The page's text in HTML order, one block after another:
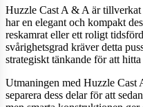
Huzzle Cast A & A är
har en elegant och kompakt
reskamrat eller ett roligt
svårighetsgrad kräver detta
strategiskt tänkande för att
Utmaningen med Huzzle Cast
separera dess delar för att